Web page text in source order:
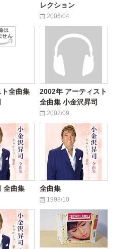
レクション
2006/04
全曲集
2002年 アーティスト
全曲集 小金沢昇司
2002/09
全曲集 全曲集
1998/10